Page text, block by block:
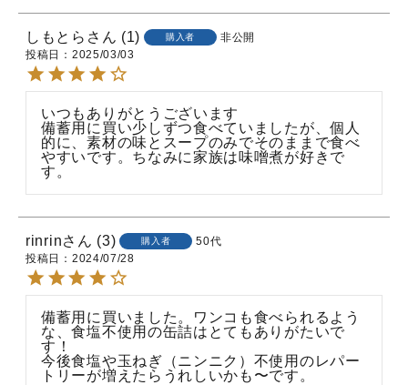
しもとら 1 購入者
非公開
投稿日
2025/03/03
いつもありがとうございます
備蓄用に買い少しずつ食べていましたが、個人
的に、素材の味とスープのみでそのままで食べ
やすいです。ちなみに家族は味噌煮が好きで
す。
rinrin 3 購入者
50代
投稿日
2024/07/28
備蓄用に買いました。ワンコも食べられるよう
な、食塩不使用の缶詰はとてもありがたいで
す！
今後食塩や玉ねぎ（ニンニク）不使用のレパー
トリーが増えたらうれしいかも〜です。